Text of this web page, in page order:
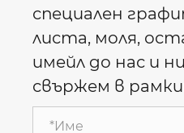
специален
листа, моля,
имейл до нас и
свържем в